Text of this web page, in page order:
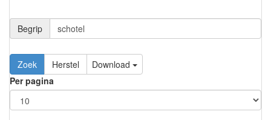
Begrip
Zoek Herstel
Download
Per pagina